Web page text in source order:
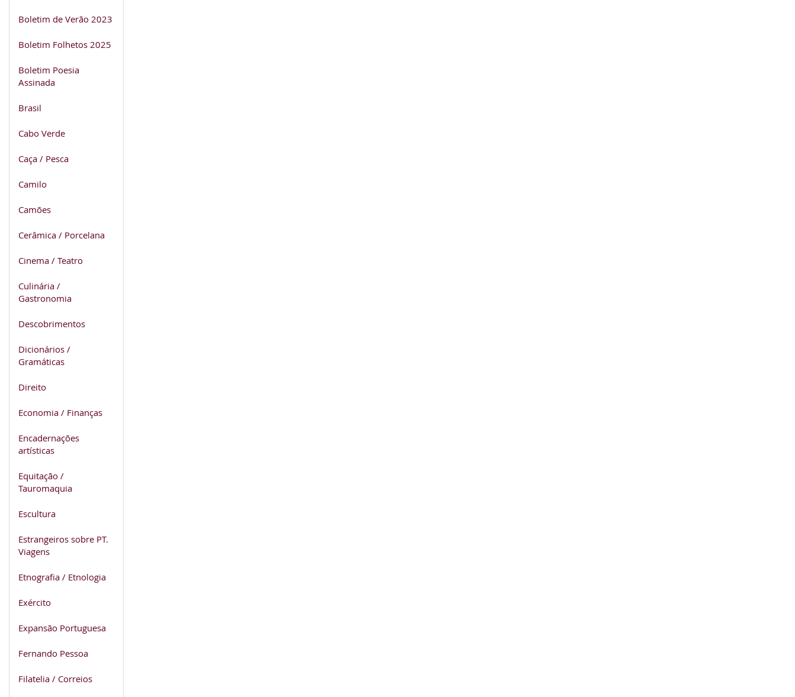
Boletim de Verão 2023
Boletim Folhetos 2025
Boletim Poesia
Assinada
Brasil
Cabo Verde
Caça / Pesca
Camilo
Camões
Cerâmica / Porcelana
Cinema / Teatro
Culinária /
Gastronomia
Descobrimentos
Dicionários /
Gramáticas
Direito
Economia / Finanças
Encadernações
artísticas
Equitação /
Tauromaquia
Escultura
Estrangeiros sobre PT.
Viagens
Etnografia / Etnologia
Exército
Expansão Portuguesa
Fernando Pessoa
Filatelia / Correios